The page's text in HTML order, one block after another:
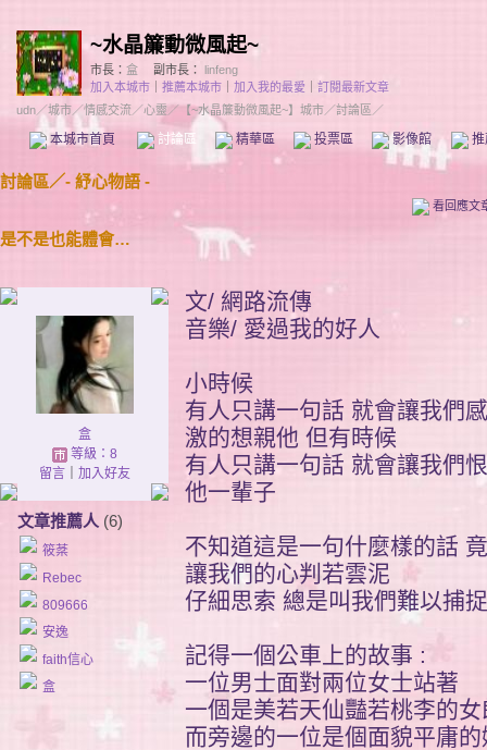
~水晶簾動微風起~
市長： 盒 副市長： linfeng
加入本城市
推薦本城市 加入我的最愛
訂閱最新文章
udn／城市／情感交流／心靈 ／ 【~水晶簾動微風起~】城市／討論區／
本城市首頁 討論區 精華區 投票區 影像館
討論區／- 紓心物語 -
看回應文
是不是也能體會…
盒
等級：8
留言｜ 加入好友
文章推薦人 (6)
筱棻
Rebec
809666
安逸
faith信心
盒
文/ 網路流傳
音樂/ 愛過我的好人
小時候
有人只講一句話 就會讓我們感
激的想親他 但有時候
有人只講一句話 就會讓我們恨
他一輩子
不知道這是一句什麼樣的話 竟
讓我們的心判若雲泥
仔細思索 總是叫我們難以捕捉
記得一個公車上的故事 :
一位男士面對兩位女士站著
一個是美若天仙豔若桃李的女
而旁邊的一位是個面貌平庸的